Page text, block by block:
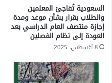
السعودية تُفاجئ المعلمين
والطلاب بقرار بشأن موعد ومدة
إجازة منتصف العام الدراسي بعد
العودة إلى نظام الفصلين
8 أغسطس، 2025